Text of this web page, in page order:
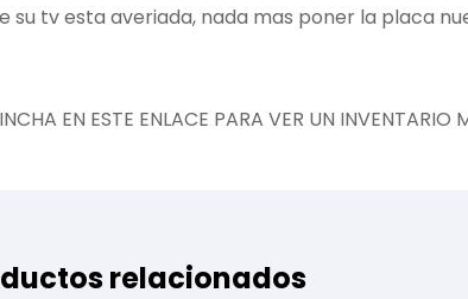
su tv esta averiada, nada mas poner la placa
EN ESTE ENLACE PARA VER UN INVENTARIO
relacionados